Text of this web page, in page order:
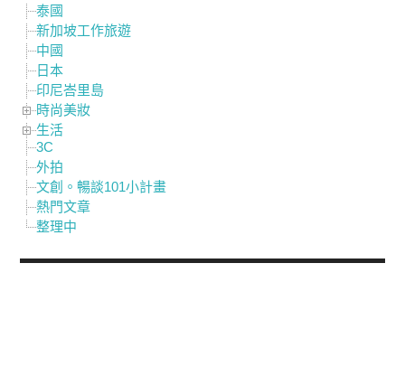
泰國
新加坡工作旅遊
中國
日本
印尼峇里島
時尚美妝
生活
3C
外拍
文創。暢談101小計畫
熱門文章
整理中